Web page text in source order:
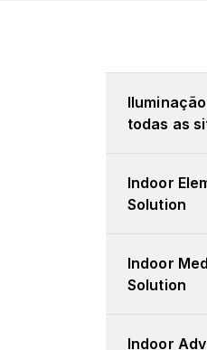
todas as
Indoor
Solution
Indoor
Solution
Indoor